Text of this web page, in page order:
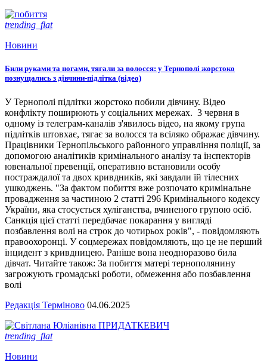
trending_flat
Новини
Били руками та ногами, тягали за волосся: у Тернополі жорстоко
познущались з дівчини-підлітка (відео)
У Тернополі підлітки жорстоко побили дівчину. Відео
конфлікту поширюють у соціальних мережах. 3 червня в
одному із телеграм-каналів з'явилось відео, на якому група
підлітків штовхає, тягає за волосся та всіляко ображає дівчину.
Працівники Тернопільського районного управління поліції, за
допомогою аналітиків кримінального аналізу та інспекторів
ювенальної превенції, оперативно встановили особу
постраждалої та двох кривдників, які завдали їй тілесних
ушкоджень. "За фактом побиття вже розпочато кримінальне
провадження за частиною 2 статті 296 Кримінального кодексу
України, яка стосується хуліганства, вчиненого групою осіб.
Санкція цієї статті передбачає покарання у вигляді
позбавлення волі на строк до чотирьох років", - повідомляють
правоохоронці. У соцмережах повідомляють, що це не перший
інцидент з кривдницею. Раніше вона неодноразово била
дівчат. Читайте також: За побиття матері тернополянину
загрожують громадські роботи, обмеження або позбавлення
волі
Редакція Терміново 04.06.2025
trending_flat
Новини